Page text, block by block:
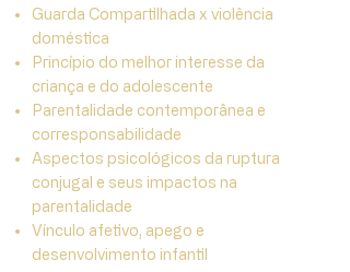
Guarda Compartilhada x violência
doméstica
Princípio do melhor interesse da
criança e do adolescente
Parentalidade contemporânea e
corresponsabilidade
Aspectos psicológicos da ruptura
conjugal e seus impactos na
parentalidade
Vínculo afetivo, apego e
desenvolvimento infantil